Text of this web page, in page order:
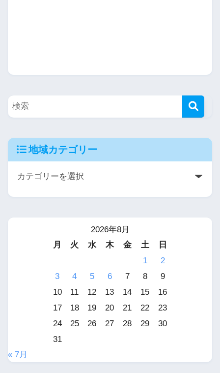
地域カテゴリー
2026年8月
月
火 水 木 金 土
日
1
2
3
4 5 6 7 8
9
10
11 12 13 14 15
16
17
18 19 20 21 22
23
24
25 26 27 28 29
30
31
« 7月